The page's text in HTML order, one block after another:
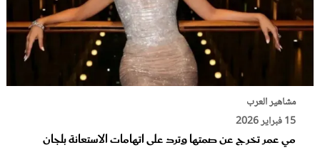
مشاهير العرب
15 فبراير 2026
مي عمر تخرج عن صمتها وترد على اتهامات الاستعانة بلجان